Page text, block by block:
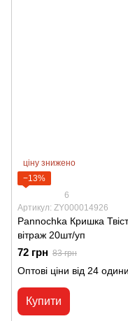
ціну знижено
−13%
6
Артикул: ZY000014926
Pannochka Кришка
вітраж 20шт/уп
72 грн 83 грн
Оптові ціни від 24
Купити